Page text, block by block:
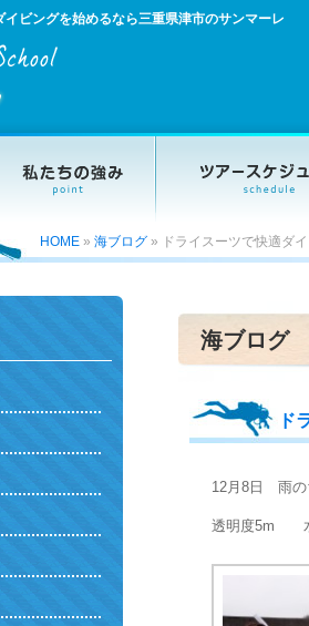
ビングを始めるなら三重県津市のサンマーレ
HOME » 海ブログ » ドライスーツで快適ダ
海ブログ
ド
12月8日 雨の
透明度5m